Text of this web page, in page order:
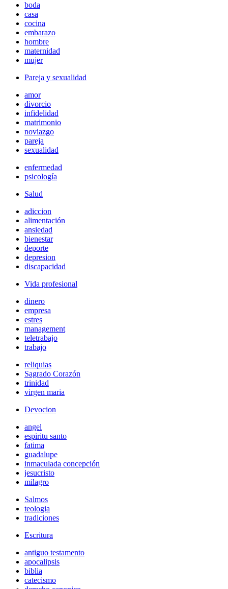
boda
casa
cocina
embarazo
hombre
maternidad
mujer
Pareja y sexualidad
amor
divorcio
infidelidad
matrimonio
noviazgo
pareja
sexualidad
enfermedad
psicología
Salud
adiccion
alimentación
ansiedad
bienestar
deporte
depresion
discapacidad
Vida profesional
dinero
empresa
estres
management
teletrabajo
trabajo
reliquias
Sagrado Corazón
trinidad
virgen maria
Devocion
angel
espiritu santo
fatima
guadalupe
inmaculada concepción
jesucristo
milagro
Salmos
teologia
tradiciones
Escritura
antiguo testamento
apocalipsis
biblia
catecismo